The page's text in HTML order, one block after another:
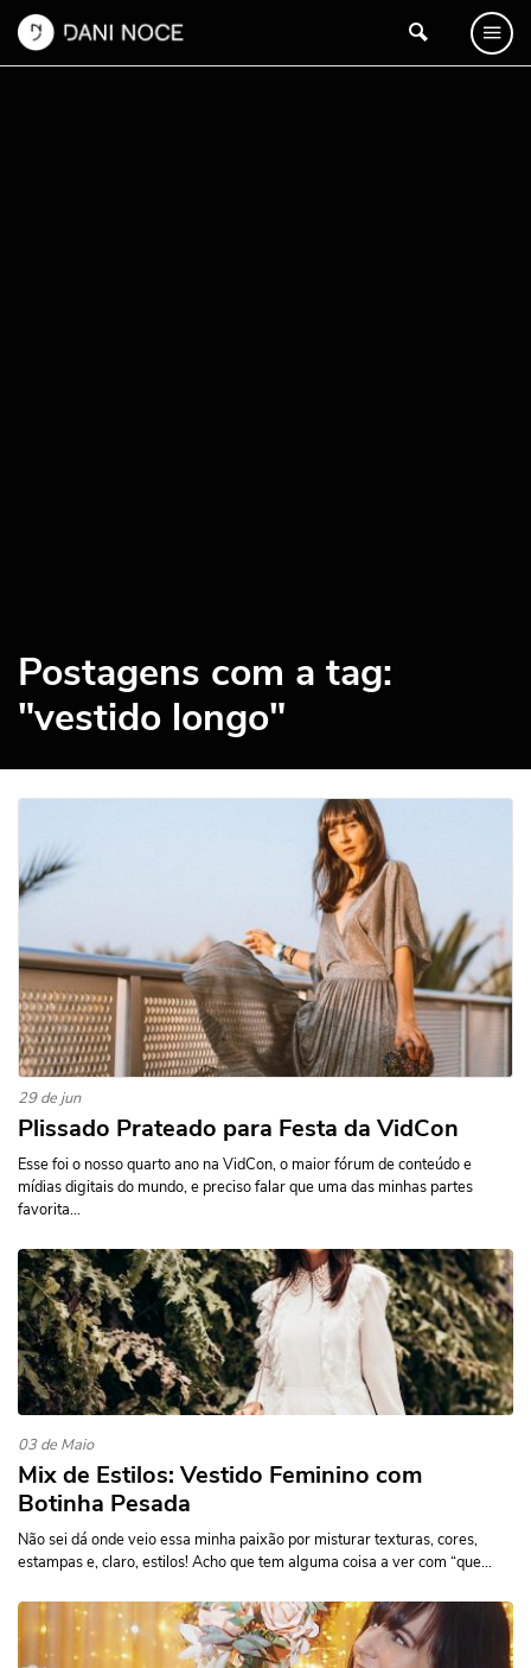
Postagens com a tag:
"vestido longo"
29 de jun
Plissado Prateado para Festa da VidCon
Esse foi o nosso quarto ano na VidCon, o maior fórum de conteúdo e
mídias digitais do mundo, e preciso falar que uma das minhas partes
favorita...
03 de Maio
Mix de Estilos: Vestido Feminino com
Botinha Pesada
Não sei dá onde veio essa minha paixão por misturar texturas, cores,
estampas e, claro, estilos! Acho que tem alguma coisa a ver com “que...